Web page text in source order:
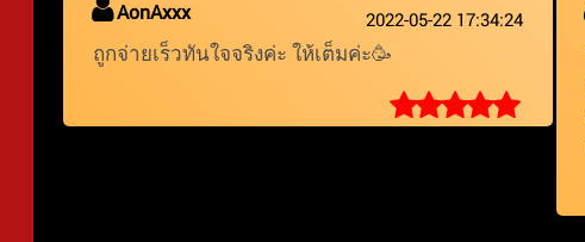
AonAxxx 2022-05-22 17:34:24
ถูกจ่ายเร็วทันใจจริงค่ะ ให้เต็มค่ะ🥳